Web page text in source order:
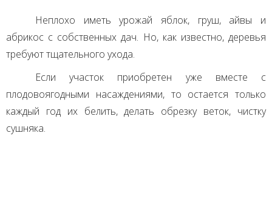
Неплохо иметь урожай яблок, груш, айвы и
абрикос с собственных дач. Но, как известно, деревья
требуют тщательного ухода.
Если участок приобретен уже вместе с
плодовоягодными насаждениями, то остается только
каждый год их белить, делать обрезку веток, чистку
сушняка.